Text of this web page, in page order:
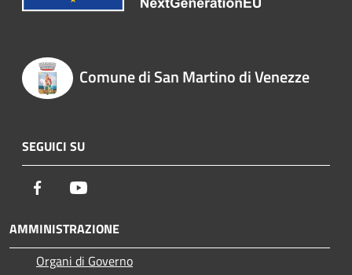
Comune di San Martino di Venezze
SEGUICI SU
Facebook
AMMINISTRAZIONE
Organi di Governo